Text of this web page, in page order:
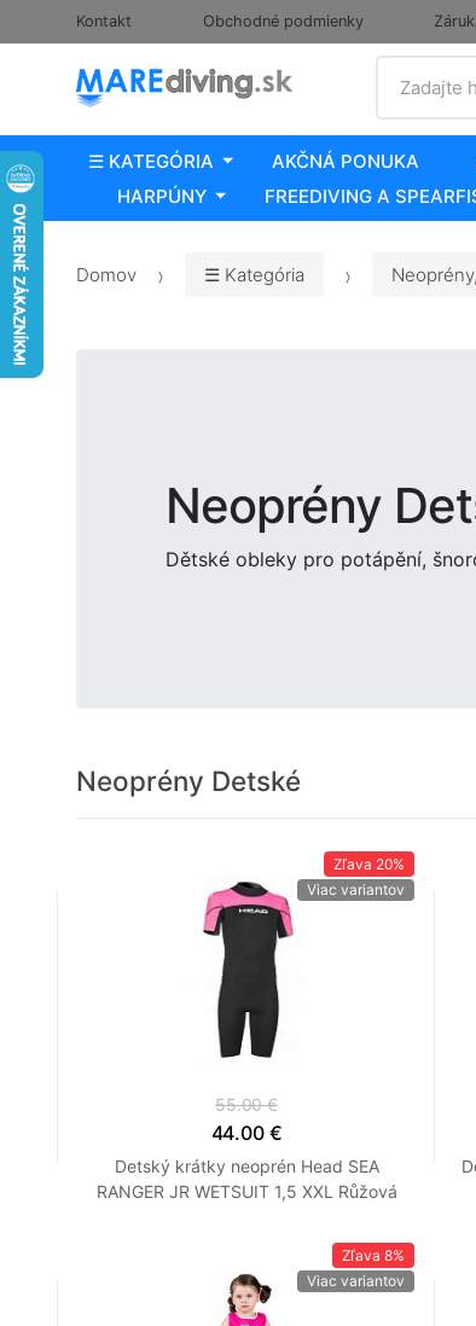
Kontakt Obchodné podmienky
Zadajte
☰ KATEGÓRIA AKČNÁ PONUKA
HARPÚNY
FREEDIVING A
Domov ☰ Kategória
Neoprény
Dětské obleky pro potápění,
Neoprény Detské
Zľava 20%
Viac variantov
55.00 €
44.00 €
Detský krátky neoprén Head SEA
RANGER JR WETSUIT 1,5 XXL Růžová
Zľava 8%
Viac variantov